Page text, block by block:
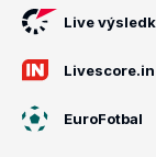
Live
Livescore.in
EuroFotbal